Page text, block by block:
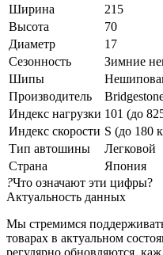
Ширина
215
Высота
70
Диаметр
17
Сезонность
Зимние
Шипы
Производитель
Индекс нагрузки 101 (до
Индекс скорости S (до 180
Тип автошины
Легковой
Страна
Япония
?Что означают эти цифры?
Актуальность данных
Мы стремимся
товарах в актуальном
регулярно обновляются,